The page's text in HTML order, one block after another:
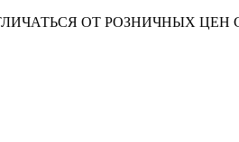
ОТ РОЗНИЧНЫХ